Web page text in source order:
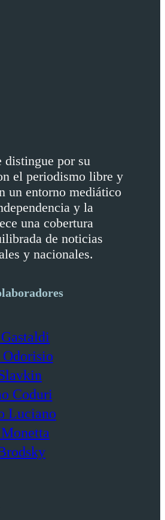
por su
el periodismo libre y
un entorno mediático
y la
una cobertura
de noticias
y nacionales.
Coduri
Luciano